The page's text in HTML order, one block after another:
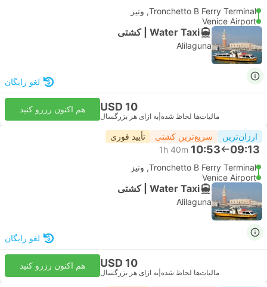
Tronchetto B Ferry Terminal, ونیز
Venice Airport
Water Taxi | کشتی
Alilaguna
لغو رایگان
USD 10
مالیات‌ها لحاظ شده به ازای هر بزرگسال
هم اکنون رزرو کنید
ارزان‌ترین سریع‌ترین کشتی تأیید فوری
09:13
10:53
1h 40m
Tronchetto B Ferry Terminal, ونیز
Venice Airport
Water Taxi | کشتی
Alilaguna
لغو رایگان
USD 10
مالیات‌ها لحاظ شده به ازای هر بزرگسال
هم اکنون رزرو کنید